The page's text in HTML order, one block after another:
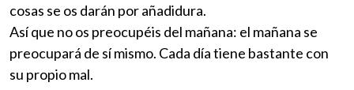
cosas se os darán por añadidura.
Así que no os preocupéis del mañana: el mañana se
preocupará de sí mismo. Cada día tiene bastante con
su propio mal.